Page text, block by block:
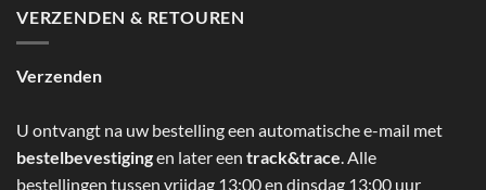
VERZENDEN & RETOUREN
Verzenden
U ontvangt na uw bestelling een automatische e-mail met
bestelbevestigingen later een track&trace. Alle
bestellingen tussen vrijdag 13:00 en dinsdag 13:00 uur